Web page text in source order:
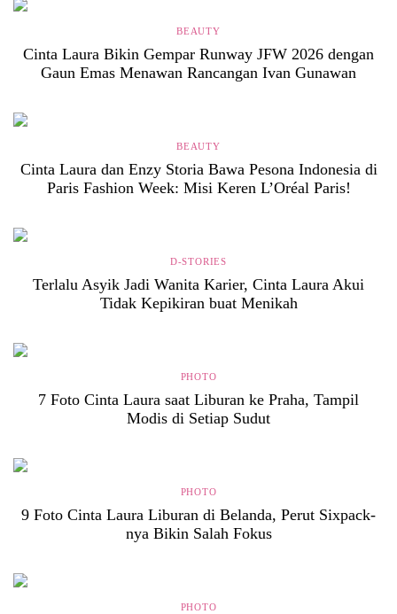
BEAUTY
Cinta Laura Bikin Gempar Runway JFW 2026 dengan
Gaun Emas Menawan Rancangan Ivan Gunawan
BEAUTY
Cinta Laura dan Enzy Storia Bawa Pesona Indonesia di
Paris Fashion Week: Misi Keren L’Oréal Paris!
D-STORIES
Terlalu Asyik Jadi Wanita Karier, Cinta Laura Akui
Tidak Kepikiran buat Menikah
PHOTO
7 Foto Cinta Laura saat Liburan ke Praha, Tampil
Modis di Setiap Sudut
PHOTO
9 Foto Cinta Laura Liburan di Belanda, Perut Sixpack-
nya Bikin Salah Fokus
PHOTO